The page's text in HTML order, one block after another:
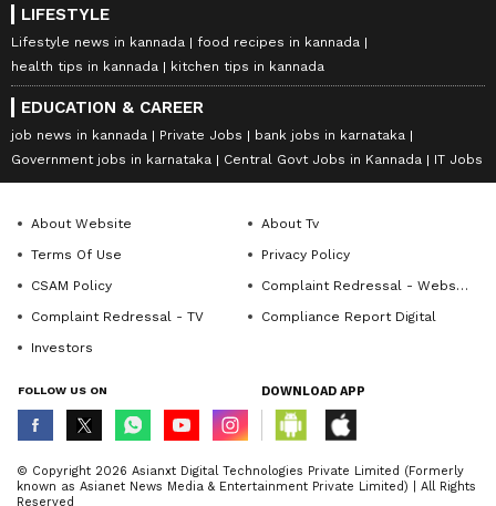
LIFESTYLE
Lifestyle news in kannada
food recipes in kannada
health tips in kannada
kitchen tips in kannada
EDUCATION & CAREER
job news in kannada Private Jobs
bank jobs in karnataka
Government jobs in karnataka
Central Govt Jobs in Kannada IT Jobs
About Website
About Tv
Terms Of Use
Privacy Policy
CSAM Policy
Complaint Redressal - Website
Complaint Redressal - TV
Compliance Report Digital
Investors
FOLLOW US ON DOWNLOAD APP
© Copyright 2026 Asianxt Digital Technologies Private Limited (Formerly
known as Asianet News Media & Entertainment Private Limited) | All Rights
Reserved